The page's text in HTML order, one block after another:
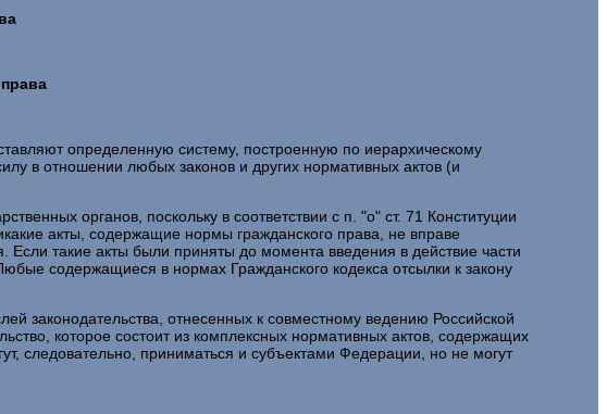
определенную систему, построенную по иерархическому
в отношении любых законов и других нормативных актов (и
органов, поскольку в соответствии с п. "о" ст. 71 Конституции
акты, содержащие нормы гражданского права, не вправе
такие акты были приняты до момента введения в действие части
содержащиеся в нормах Гражданского кодекса отсылки к закону
законодательства, отнесенных к совместному ведению Российской
которое состоит из комплексных нормативных актов, содержащих
следовательно, приниматься и субъектами Федерации, но не могут